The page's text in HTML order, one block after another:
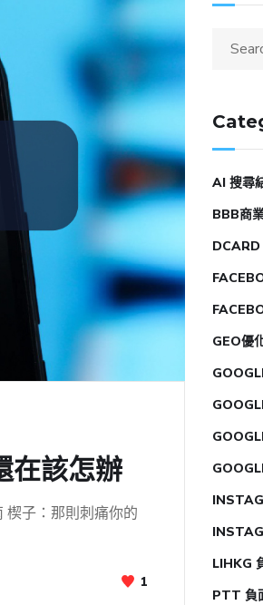
在該怎辦
子：那則刺痛你的
1
AI 搜尋
BBB商
DCARD
GEO優
LIHKG
PTT 負